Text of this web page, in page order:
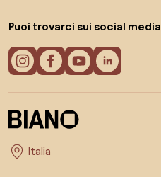
Puoi trovarci sui social media
Seleziona il paese